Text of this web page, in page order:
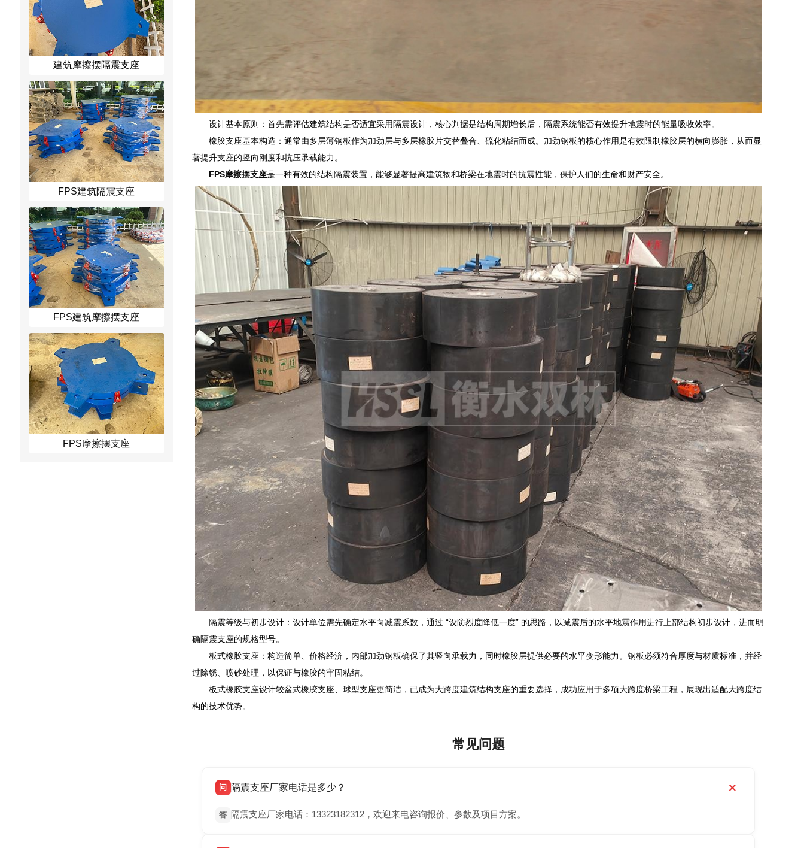
建筑摩擦摆隔震支座
FPS建筑隔震支座
FPS建筑摩擦摆支座
FPS摩擦摆支座
设计基本原则：首先需评估建筑结构是否适宜采用隔震设计，核心判据是结构周期增长后，隔震系统能否有效提升地震时的能量吸收效率。
橡胶支座基本构造：通常由多层薄钢板作为加劲层与多层橡胶片交替叠合、硫化粘结而成。加劲钢板的核心作用是有效限制橡胶层的横向膨胀，从而显
著提升支座的竖向刚度和抗压承载能力。
FPS摩擦摆支座是一种有效的结构隔震装置，能够显著提高建筑物和桥梁在地震时的抗震性能，保护人们的生命和财产安全。
隔震等级与初步设计：设计单位需先确定水平向减震系数，通过 “设防烈度降低一度” 的思路，以减震后的水平地震作用进行上部结构初步设计，进而明
确隔震支座的规格型号。
板式橡胶支座：构造简单、价格经济，内部加劲钢板确保了其竖向承载力，同时橡胶层提供必要的水平变形能力。钢板必须符合厚度与材质标准，并经
过除锈、喷砂处理，以保证与橡胶的牢固粘结。
板式橡胶支座设计较盆式橡胶支座、球型支座更简洁，已成为大跨度建筑结构支座的重要选择，成功应用于多项大跨度桥梁工程，展现出适配大跨度结
构的技术优势。
常见问题
问 隔震支座厂家电话是多少？
答 隔震支座厂家电话：13323182312，欢迎来电咨询报价、参数及项目方案。